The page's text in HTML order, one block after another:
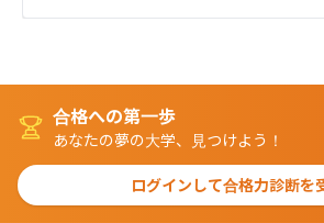
合格への第一歩
あなたの夢の大学、見つけよう！
ログインして合格力診断を